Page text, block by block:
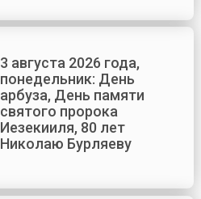
3 августа 2026 года,
понедельник: День
арбуза, День памяти
святого пророка
Иезекииля, 80 лет
Николаю Бурляеву